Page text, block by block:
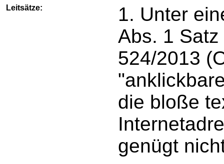
Leitsätze:
1. Unter
Abs. 1
524/2013
die bloße
genügt